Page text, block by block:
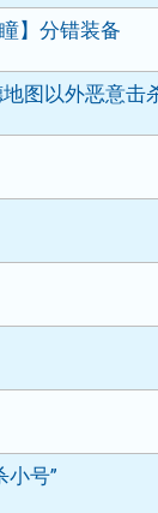
】分错装备
图以外恶意击
小号”